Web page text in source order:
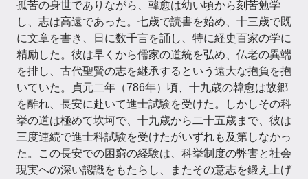
孤苦の身世でありながら、韓愈は幼い頃から刻苦勉学
し、志は高遠であった。七歳で読書を始め、十三歳で既
に文章を書き、日に数千言を誦し、特に経史百家の学に
精励した。彼は早くから儒家の道統を弘め、仏老の異端
を排し、古代聖賢の志を継承するという遠大な抱負を抱
いていた。貞元二年（786年）頃、十九歳の韓愈は故郷
を離れ、長安に赴いて進士試験を受けた。しかしその科
挙の道は極めて坎坷で、十九歳から二十五歳まで、彼は
三度連続で進士科試験を受けたがいずれも及第しなかっ
た。この長安での困窮の経験は、科挙制度の弊害と社会
現実への深い認識をもたらし、またその意志を鍛え上げ